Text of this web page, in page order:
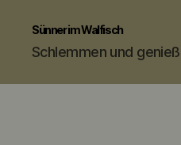
Sünner im Walfisch
Schlemmen und